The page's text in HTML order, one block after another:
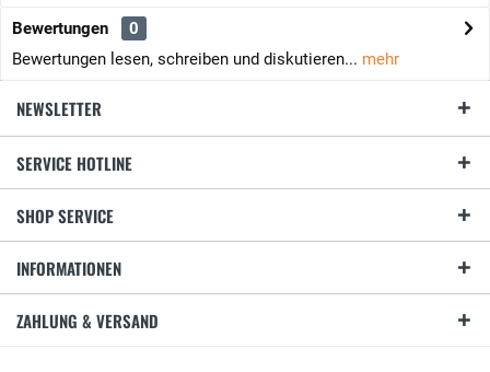
Bewertungen
0
Bewertungen lesen, schreiben und diskutieren... mehr
NEWSLETTER
SERVICE HOTLINE
SHOP SERVICE
INFORMATIONEN
ZAHLUNG & VERSAND